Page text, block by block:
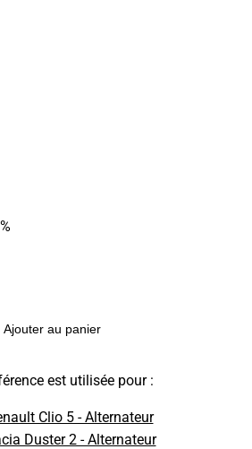
Ajouter au panier
est utilisée pour :
Clio 5 - Alternateur
Duster 2 - Alternateur